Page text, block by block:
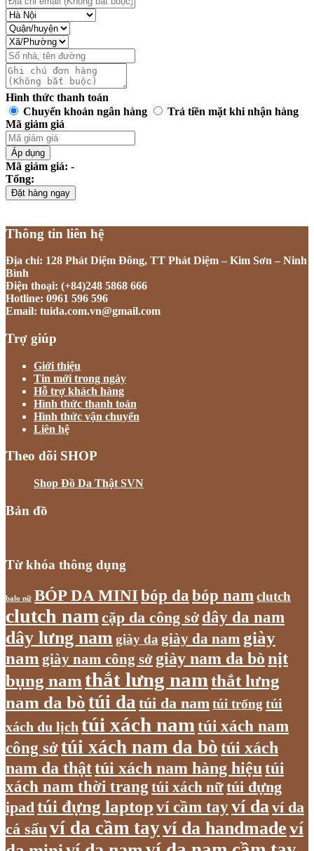
Hình thức thanh toán
Chuyển khoản ngân hàng
Trả tiền mặt khi nhận hàng
Mã giảm giá
Áp dụng
Mã giảm giá: -
Tổng:
Đặt hàng ngay
Thông tin liên hệ
Địa chỉ: 128 Phát Diệm Đông, TT Phát Diệm – Kim Sơn – Ninh
Bình
Điện thoại: (+84)248 5868 666
Hotline: 0961 596 596
Email: tuida.com.vn@gmail.com
Trợ giúp
Giới thiệu
Tin mới trong ngày
Hỗ trợ khách hàng
Hình thức thanh toán
Hình thức vận chuyển
Liên hệ
Theo dõi SHOP
Shop Đồ Da Thật SVN
Bản đồ
Từ khóa thông dụng
balo nữ BÓP DA MINIbóp da bóp nam clutch
clutch nam cặp da công sở dây da nam
dây lưng namgiày da giày da nam giày
nam giày nam công sở giày nam da bònịt
bụng namthắt lưng namthắt lưng
nam da bòtúi da túi da namtúi trống túi
xách du lịch túi xách nam túi xách nam
công sởtúi xách nam da bòtúi xách
nam da thậttúi xách nam hàng hiệu túi
xách nam thời trang túi xách nữtúi đựng
ipadtúi đựng laptop ví cầm tayví daví da
cá sấuví da cầm tayví da handmadeví